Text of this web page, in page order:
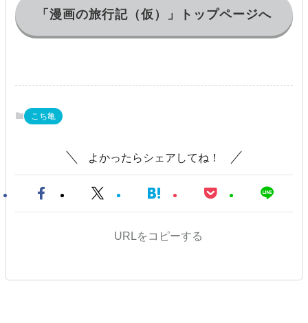
「漫画の旅行記（仮）」トップページへ
こち亀
よかったらシェアしてね！
URLをコピーする